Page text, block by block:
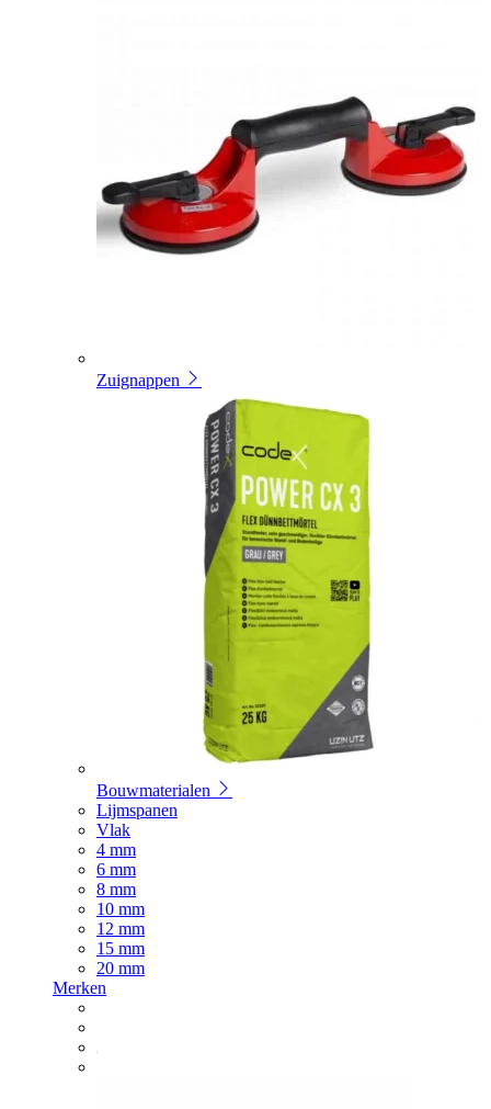
Zuignappen
Bouwmaterialen
Lijmspanen
Vlak
4 mm
6 mm
8 mm
10 mm
12 mm
15 mm
20 mm
Merken